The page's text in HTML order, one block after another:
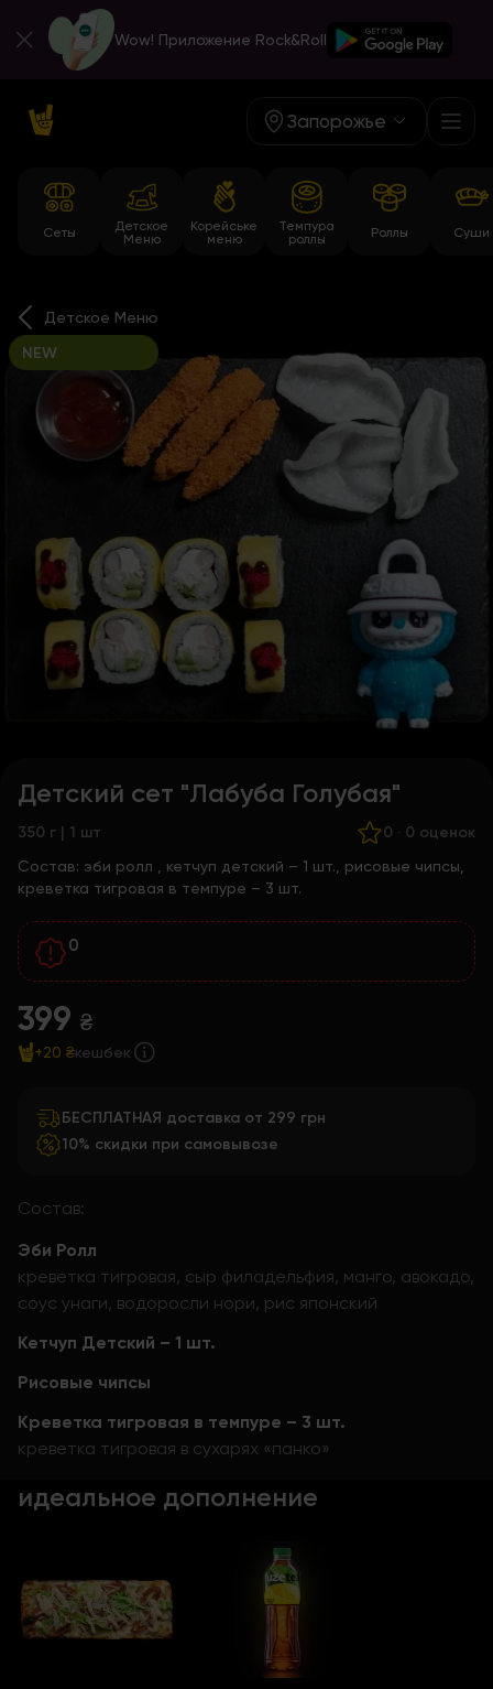
Wow! Приложение Rock&Roll
Запорожье
Сеты
Детское
Меню
Корейське
меню
Темпура
роллы
Роллы Суши
Детское Меню
NEW
Детский сет "Лабуба Голубая"
350 г | 1 шт 0 · 0 оценок
Состав: эби ролл , кетчуп детский – 1 шт., рисовые чипсы,
креветка тигровая в темпуре – 3 шт.
0
399 ₴
+20 ₴кешбек
БЕСПЛАТНАЯ доставка от 299 грн
10% скидки при самовывозе
Состав:
Эби Ролл
креветка тигровая, сыр филадельфия, манго, авокадо,
соус унаги, водоросли нори, рис японский
Кетчуп Детский – 1 шт.
Рисовые чипсы
Креветка тигровая в темпуре – 3 шт.
креветка тигровая в сухарях «панко»
идеальное дополнение